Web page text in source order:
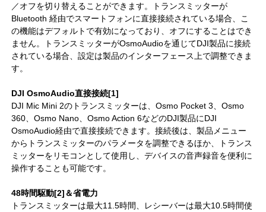
／オフを切り替えることができます。トランスミッターが
Bluetooth 経由でスマートフォンに直接接続されている場合、こ
の機能はデフォルトで有効になっており、オフにすることはでき
ません。トランスミッターがOsmoAudioを通じてDJI製品に接続
されている場合、設定は製品のインターフェース上で調整できま
す。
DJI OsmoAudio直接接続[1]
DJI Mic Mini 2のトランスミッターは、Osmo Pocket 3、Osmo
360、Osmo Nano、Osmo Action 6などのDJI製品にDJI
OsmoAudio経由で直接接続できます。接続後は、製品メニュー
からトランスミッターのパラメータを調整できるほか、トランス
ミッターをリモコンとして使用し、デバイスの音声録音を便利に
操作することも可能です。
48時間駆動[2]＆省電力
トランスミッターは最大11.5時間、レシーバーは最大10.5時間使